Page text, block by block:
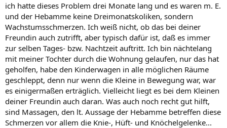
ich hatte dieses Problem drei Monate lang und es waren m. E.
und der Hebamme keine Dreimonatskoliken, sondern
Wachstumsschmerzen. Ich weiß nicht, ob das bei deiner
Freundin auch zutrifft, aber typisch dafür ist, daß es immer
zur selben Tages- bzw. Nachtzeit auftritt. Ich bin nächtelang
mit meiner Tochter durch die Wohnung gelaufen, nur das hat
geholfen, habe den Kinderwagen in alle möglichen Räume
geschleppt, denn nur wenn die Kleine in Bewegung war, war
es einigermaßen erträglich. Vielleicht liegt es bei dem Kleinen
deiner Freundin auch daran. Was auch noch recht gut hilft,
sind Massagen, den lt. Aussage der Hebamme betreffen diese
Schmerzen vor allem die Knie-, Hüft- und Knöchelgelenke...